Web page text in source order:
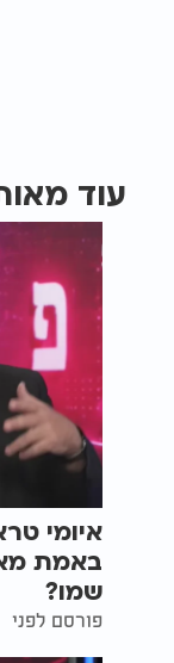
עוד
איומי
באמת
שמו?
פורסם לפני